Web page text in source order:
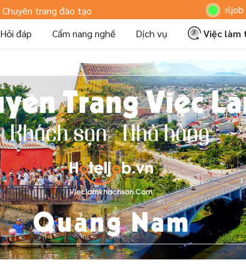
Chuyên trang đào tạo Hoteljob MV:
Hỏi đáp Cẩm nang nghề Dịch vụ
Việc làm